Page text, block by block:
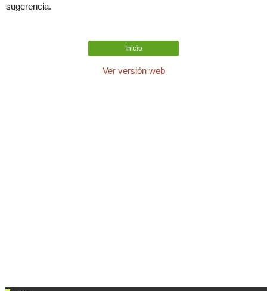
sugerencia.
Inicio
Ver versión web